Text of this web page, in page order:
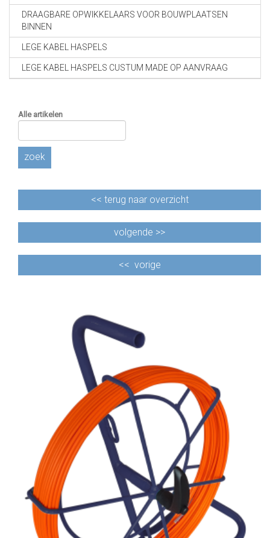
DRAAGBARE OPWIKKELAARS VOOR BOUWPLAATSEN
BINNEN
LEGE KABEL HASPELS
LEGE KABEL HASPELS CUSTUM MADE OP AANVRAAG
Alle artikelen
zoek
<< terug naar overzicht
volgende >>
<< vorige